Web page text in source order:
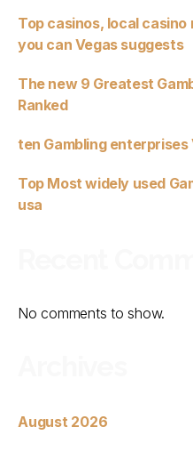
Top casinos, local
you can Vegas suggests
The new 9 Greatest
Ranked
ten Gambling enterprises
Top Most widely used
usa
No comments to show.
August 2026